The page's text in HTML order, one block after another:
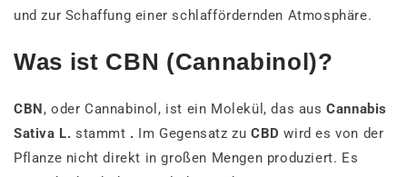
und zur Schaffung einer schlaffördernden Atmosphäre.
Was ist CBN (Cannabinol)?
CBN, oder Cannabinol, ist ein Molekül, das ausCannabis
Sativa L. stammt . Im Gegensatz zuCBD wird es von der
Pflanze nicht direkt in großen Mengen produziert. Es